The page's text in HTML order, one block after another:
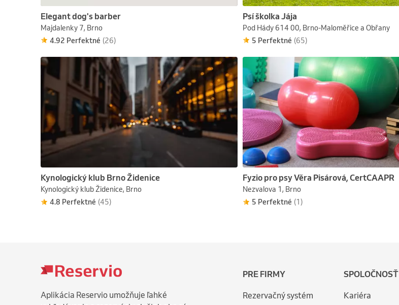
Elegant dog's barber
Majdalenky 7, Brno
4.92 Perfektné (26)
Psí školka Jája
Pod Hády 614 00, Brno-Maloměřice a Obřany
5 Perfektné (65)
Kynologický klub Brno Židenice
Kynologický klub Židenice, Brno
4.8 Perfektné (45)
Fyzio pro psy Věra Pisárová, CertCAAPR
Nezvalova 1, Brno
5 Perfektné (1)
Aplikácia Reservio umožňuje ľahké
PRE FIRMY
Rezervačný systém
SPOLOČNOSŤ
Kariéra